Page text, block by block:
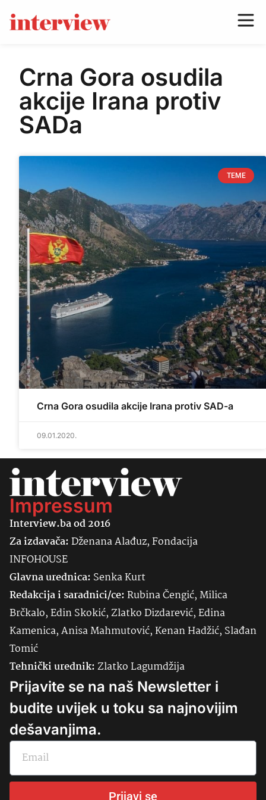
Crna Gora osudila
akcije Irana protiv
SADa
TEME
Crna Gora osudila akcije Irana protiv SAD-a
09.01.2020.
Impressum
Interview.ba od 2016
Za izdavača:Dženana Alađuz, Fondacija
INFOHOUSE
Glavna urednica: SenkaKurt
Redakcija i saradnici/ce:Rubina Čengić, Milica
Brčkalo, Edin Skokić, Zlatko Dizdarević, Edina
Kamenica, Anisa Mahmutović, Kenan Hadžić, Slađan
Tomić
Tehnički urednik:Zlatko Lagumdžija
Prijavite se na naš Newsletter i
budite uvijek u toku sa najnovijim
dešavanjima.
Prijavi se